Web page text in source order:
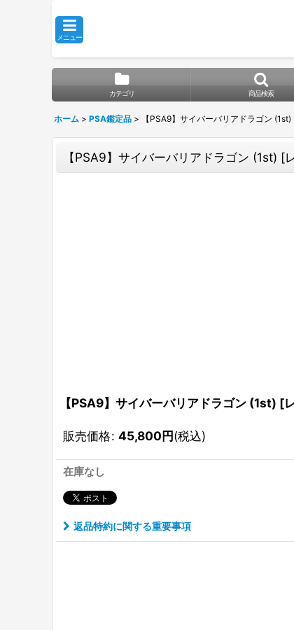
メニュー
カテゴリ 商品検索
ホーム > PSA鑑定品 > 【PSA9】サイバーバリアドラゴン
【PSA9】サイバーバリアドラゴン (1st)
【PSA9】サイバーバリアドラゴン (1st)
販売価格: 45,800円(税込)
在庫なし
返品特約に関する重要事項